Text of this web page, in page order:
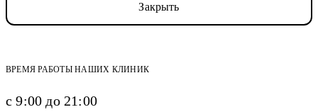
Закрыть
ВРЕМЯ РАБОТЫ НАШИХ КЛИНИК
с 9:00 до 21:00